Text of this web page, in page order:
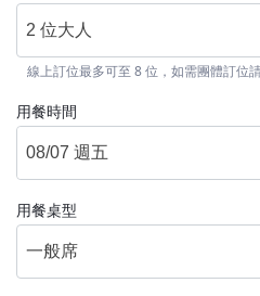
2 位大人
線上訂位最多可至 8 位，如需團體訂位
用餐時間
用餐桌型
一般席